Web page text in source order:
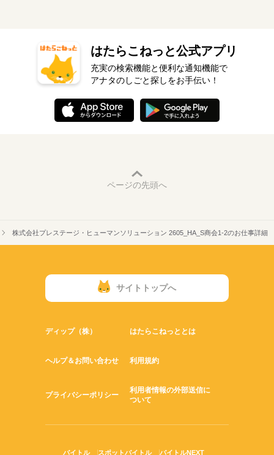
はたらこねっと公式アプリ
充実の検索機能と便利な通知機能で
アナタのしごと探しをお手伝い！
ページの先頭へ
株式会社プレステージ・ヒューマンソリューション 2605_HA_S商会1-2のお仕事詳細
サイトトップへ
ディップ（株） はたらこねっととは
ヘルプ＆お問い合わせ 利用規約
プライバシーポリシー
利用者情報の外部送信に
ついて
バイトル スポットバイトル バイトルNEXT